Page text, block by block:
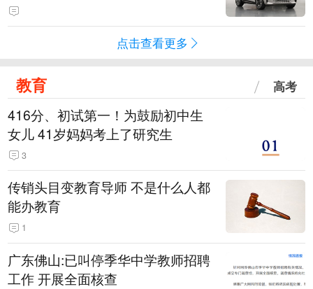
点击查看更多
教育 高考
416分、初试第一！为鼓励初中生
女儿 41岁妈妈考上了研究生
3
传销头目变教育导师 不是什么人都
能办教育
1
广东佛山:已叫停季华中学教师招聘
工作 开展全面核查